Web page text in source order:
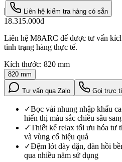
|
Liên hệ kiểm tra hàng có sẵn
18.315.000đ
Liên hệ M8ARC để được tư vấn
tình trạng hàng thực tế.
Kích thước: 820 mm
820 mm
Tư vấn qua Zalo Gọi trực
✓Bọc vải nhung nhập khẩu
hiển thị màu sắc chiều sâu
✓Thiết kế relax tối ưu hóa tư
và vùng cổ hiệu quả
✓Đệm lót dày dặn, đàn hồi
qua nhiều năm sử dụng